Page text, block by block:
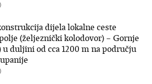
dijela lokalne ceste
(željeznički kolodovor) – Gornje
u duljini od cca 1200 m na području